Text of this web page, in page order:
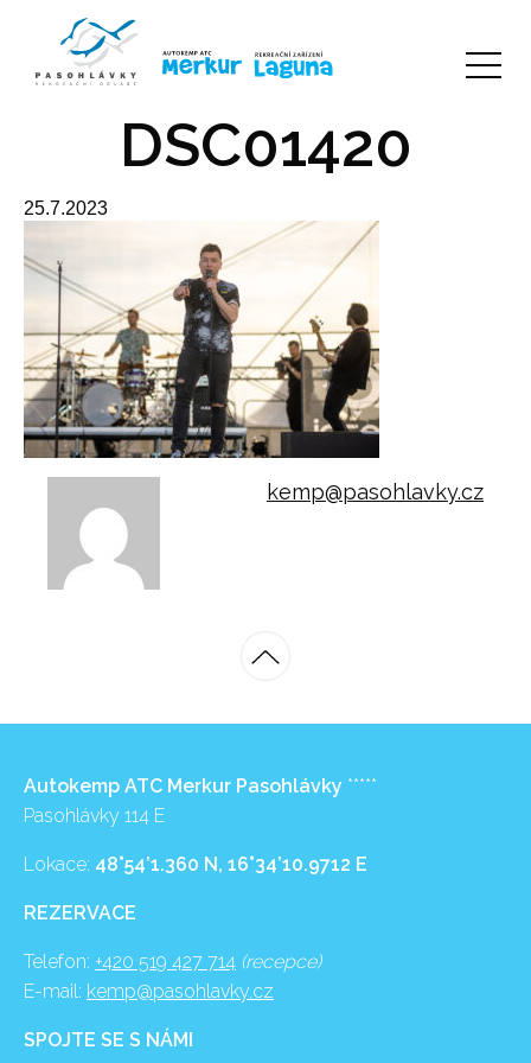
DSC01420
25.7.2023
kemp@pasohlavky.cz
Autokemp ATC Merkur Pasohlávky *****
Pasohlávky 114 E
Lokace: 48°54’1.360 N, 16°34’10.9712 E
REZERVACE
Telefon: +420 519 427 714 (recepce)
E-mail: kemp@pasohlavky.cz
SPOJTE SE S NÁMI